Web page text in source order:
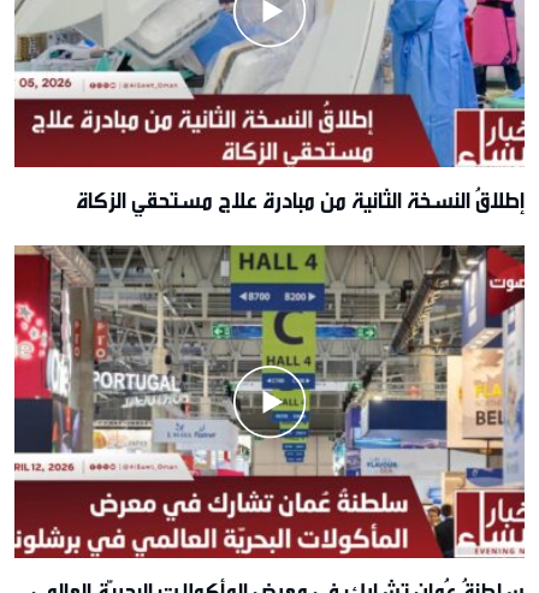
إطلاقُ النسخة الثانية من مبادرة علاج مستحقي الزكاة